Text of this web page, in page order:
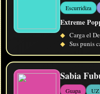
Escurridiza
Extreme
◆ Carga el
◆ Sus punis
Sabia
Guapa UZ